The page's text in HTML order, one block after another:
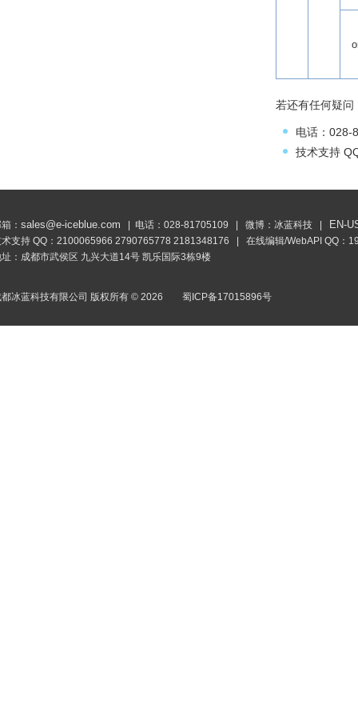
若还有任何疑问
电话：028-
技术支持
： sales@e-iceblue.com | 电话：028-81705109 | 微博： 冰蓝科技 EN-
支持 QQ： 2100065966 2790765778 2181348176 | 在线编辑/WebAPI QQ：
：成都市武侯区 九兴大道14号 凯乐国际3栋9楼
都冰蓝科技有限公司 版权所有 © 2026 蜀ICP备17015896号